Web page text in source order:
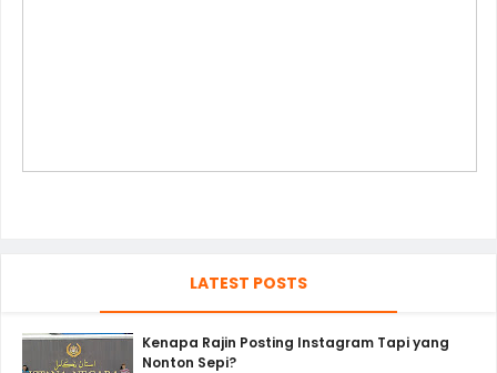
LATEST POSTS
Kenapa Rajin Posting Instagram Tapi yang
Nonton Sepi?